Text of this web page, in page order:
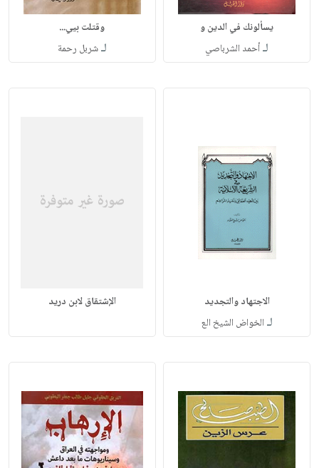
يسألونك في الدين و
لـأحمد الشرباصي
وقتلت بيي...
لـشربل رحمة
الاجتهاد والتجديد
لـ الخواض الشيخ الع
الإشتقاق لابن دريد